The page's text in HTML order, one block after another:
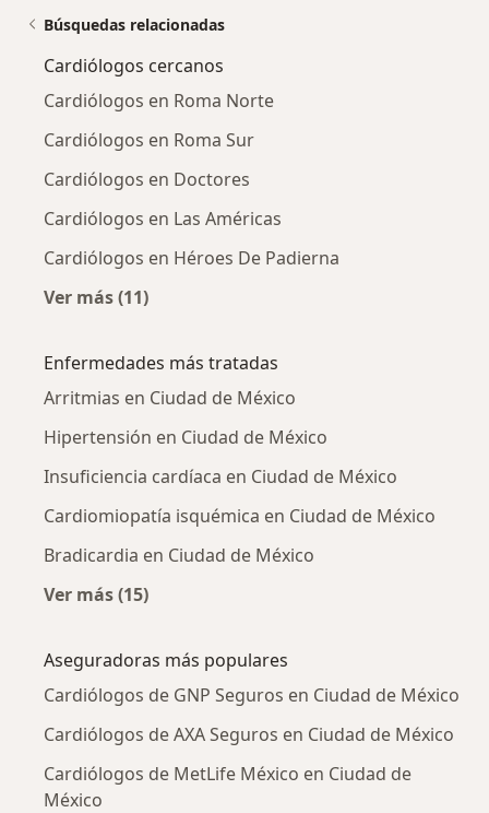
Búsquedas relacionadas
Cardiólogos cercanos
Cardiólogos en Roma Norte
Cardiólogos en Roma Sur
Cardiólogos en Doctores
Cardiólogos en Las Américas
Cardiólogos en Héroes De Padierna
Ver más (11)
Enfermedades más tratadas
Arritmias en Ciudad de México
Hipertensión en Ciudad de México
Insuficiencia cardíaca en Ciudad de México
Cardiomiopatía isquémica en Ciudad de México
Bradicardia en Ciudad de México
Ver más (15)
Aseguradoras más populares
Cardiólogos de GNP Seguros en Ciudad de México
Cardiólogos de AXA Seguros en Ciudad de México
Cardiólogos de MetLife México en Ciudad de
México